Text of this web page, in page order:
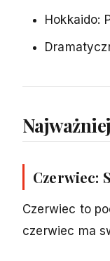
Hokkaido:
Czerwiec:
Czerwiec to
czerwiec ma